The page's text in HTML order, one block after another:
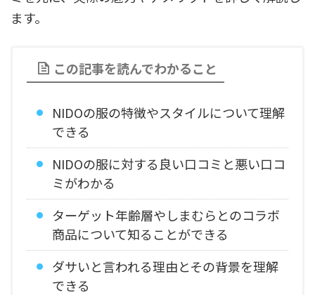
ます。
この記事を読んでわかること
NIDOの服の特徴やスタイルについて理解
できる
NIDOの服に対する良い口コミと悪い口コ
ミがわかる
ターゲット年齢層やしまむらとのコラボ
商品について知ることができる
ダサいと言われる理由とその背景を理解
できる